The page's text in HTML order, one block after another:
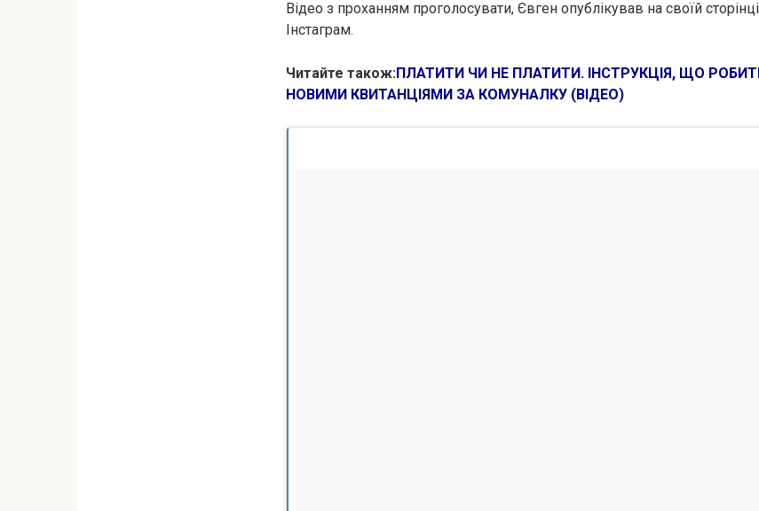
Відео з проханням проголосувати, Євген опублікував на своїй
Інстаграм.
Читайте також:ПЛАТИТИ ЧИ НЕ ПЛАТИТИ. ІНСТРУКЦІЯ, ЩО
НОВИМИ КВИТАНЦІЯМИ ЗА КОМУНАЛКУ (ВІДЕО)